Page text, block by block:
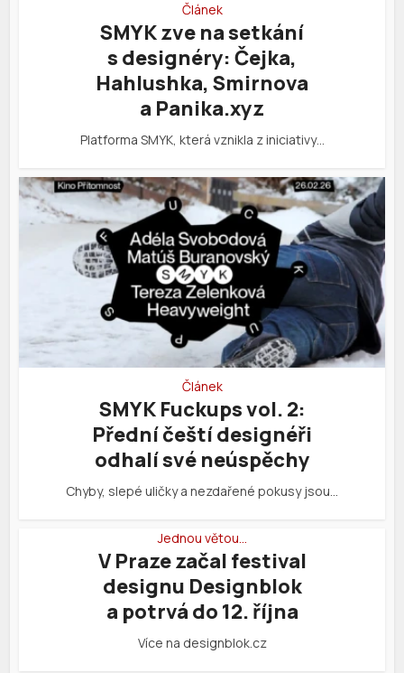
Článek
SMYK zve na setkání
s designéry: Čejka,
Hahlushka, Smirnova
a Panika.xyz
Platforma SMYK, která vznikla z iniciativy…
Článek
SMYK Fuckups vol. 2:
Přední čeští designéři
odhalí své neúspěchy
Chyby, slepé uličky a nezdařené pokusy jsou…
Jednou větou…
V Praze začal festival
designu Designblok
a potrvá do 12. října
Více na designblok.cz